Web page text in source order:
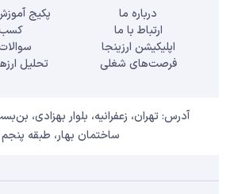
درباره ما
ارتباط با ما
اپلیکیشن ارزینجا
فرصت‌های شغلی
پکیج آموزش
کسب
سوالات
تحلیل
ساختمان بهار، طبقه پنجم